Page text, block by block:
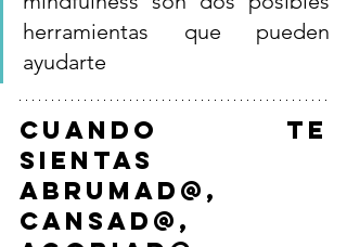
herramientas que pueden
ayudarte
Cuando te
sientas
abrumad@,
cansad@,